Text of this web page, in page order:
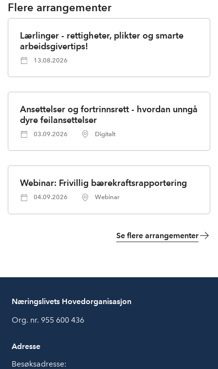
Flere arrangementer
Lærlinger - rettigheter, plikter og smarte
arbeidsgivertips!
13.08.2026
Ansettelser og fortrinnsrett - hvordan unngå
dyre feilansettelser
03.09.2026 Digitalt
Webinar: Frivillig bærekraftsrapportering
04.09.2026 Webinar
Se flere arrangementer
Næringslivets Hovedorganisasjon
Org. nr. 955 600 436
Adresse
Besøksadresse: